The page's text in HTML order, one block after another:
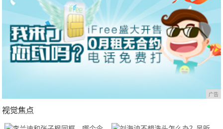
广告
视觉焦点